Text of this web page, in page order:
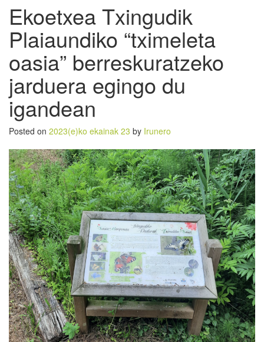
Ekoetxea Txingudik
Plaiaundiko “tximeleta
oasia” berreskuratzeko
jarduera egingo du
igandean
Posted on 2023(e)ko ekainak 23 by Irunero